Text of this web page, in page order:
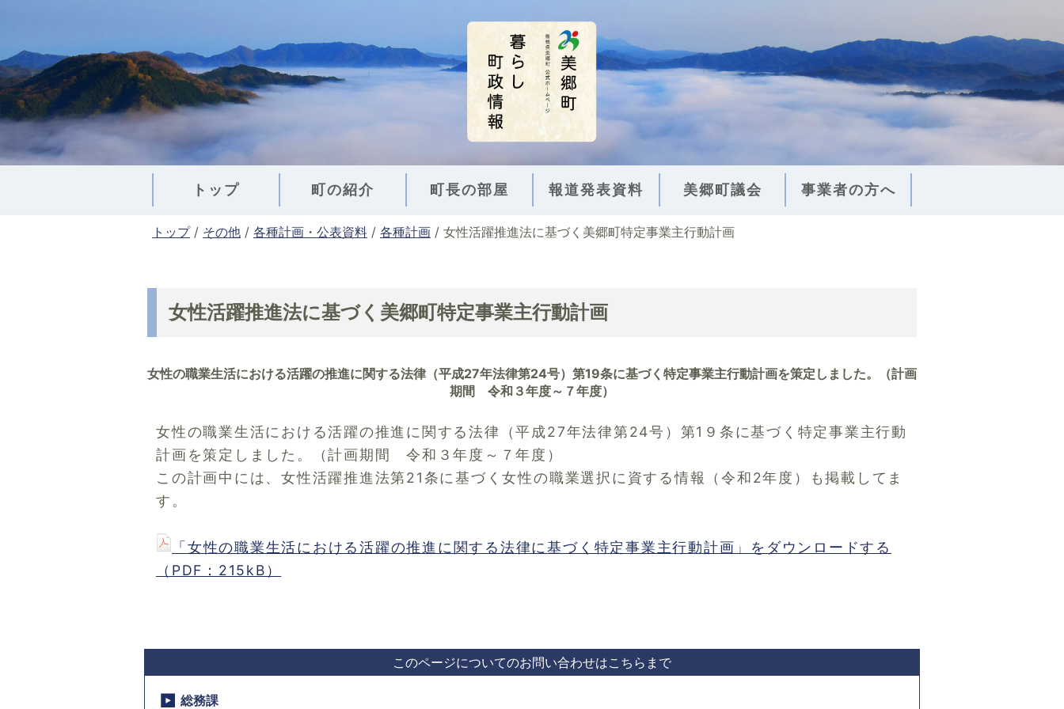
トップ 町の紹介 町長の部屋 報道発表資料 美郷町議会 事業者の方へ
現
トップ/ その他 / 各種計画・公表資料 / 各種計画 / 女性活躍推進法に基づく美郷町特定事業主行動計画
女性活躍推進法に基づく美郷町特定事業主行動計画
女性の職業生活における活躍の推進に関する法律（平成27年法律第24号）第19条に基づく特定事業主行動計画を策定しました。（計画
期間 令和３年度～７年度）
女性の職業生活における活躍の推進に関する法律（平成27年法律第24号）第1９条に基づく特定事業主行動
計画を策定しました。（計画期間 令和３年度～７年度）
この計画中には、女性活躍推進法第21条に基づく女性の職業選択に資する情報（令和2年度）も掲載してま
す。
「女性の職業生活における活躍の推進に関する法律に基づく特定事業主行動計画」をダウンロードする
（PDF：215kB）
このページについてのお問い合わせはこちらまで
総務課